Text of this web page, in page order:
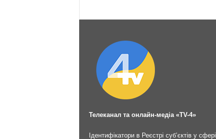
Телеканал та онлайн-медіа «TV-4»
Ідентифікатори в Реєстрі суб’єктів у сфері